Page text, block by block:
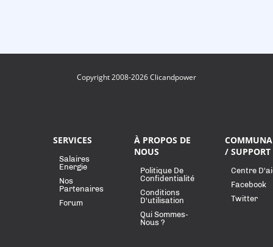
Copyright 2008-2026 Clicandpower
SERVICES
Salaires
Energie
Nos
Partenaires
Forum
À PROPOS DE
NOUS
Politique De
Confidentialité
Conditions
D'utilisation
Qui Sommes-
Nous ?
/ SUPPORT
Centre
Facebook
Twitter